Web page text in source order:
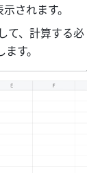
されます。
て、計算する必
す。